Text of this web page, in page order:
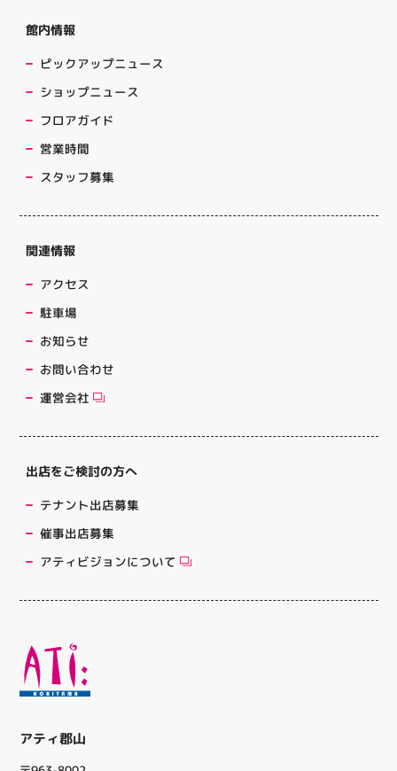
アティ郡山
館内情報
ピックアップニュース
ショップニュース
フロアガイド
営業時間
スタッフ募集
関連情報
アクセス
駐車場
お知らせ
お問い合わせ
運営会社
出店をご検討の方へ
テナント出店募集
催事出店募集
アティビジョンについて